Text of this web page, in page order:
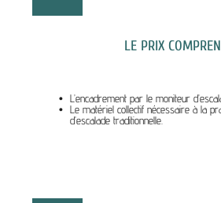
LE PRIX
L’encadrement par le moniteur
Le matériel collectif nécessaire à la
d’escalade traditionnelle.